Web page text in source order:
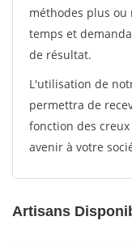
méthodes plus
temps et
de résultat.
L'utilisation de
permettra de
fonction des
avenir à votre
Artisans